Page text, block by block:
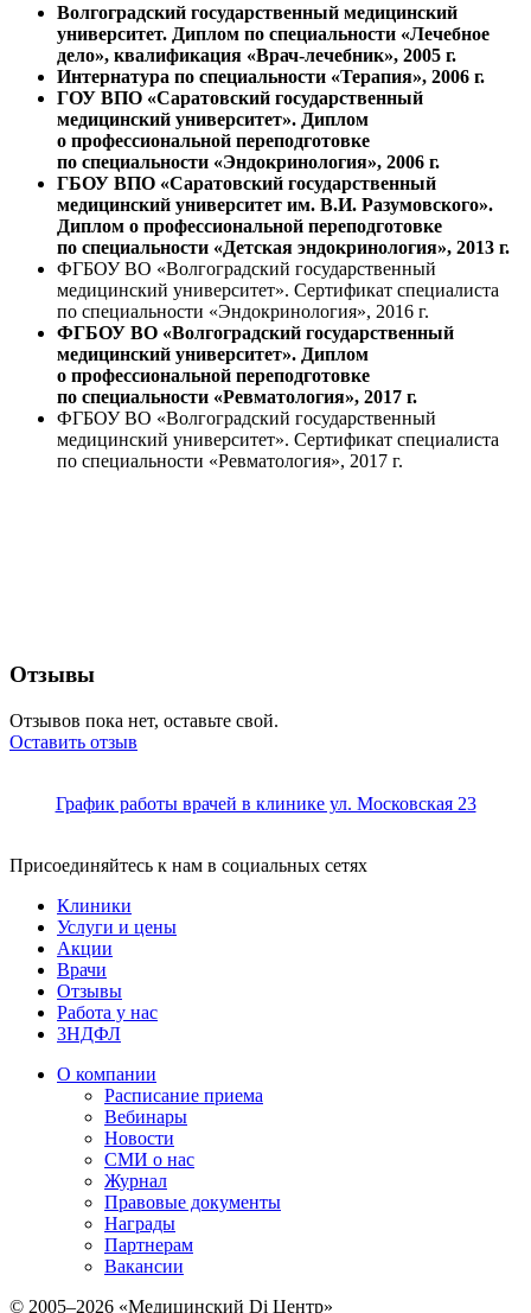
Волгоградский государственный медицинский
университет. Диплом по специальности «Лечебное
дело», квалификация «Врач-лечебник», 2005 г.
Интернатура по специальности «Терапия», 2006 г.
ГОУ ВПО «Саратовский государственный
медицинский университет». Диплом
о профессиональной переподготовке
по специальности «Эндокринология», 2006 г.
ГБОУ ВПО «Саратовский государственный
медицинский университет им. В.И. Разумовского».
Диплом о профессиональной переподготовке
по специальности «Детская эндокринология», 2013 г.
ФГБОУ ВО «Волгоградский государственный
медицинский университет». Сертификат специалиста
по специальности «Эндокринология», 2016 г.
ФГБОУ ВО «Волгоградский государственный
медицинский университет». Диплом
о профессиональной переподготовке
по специальности «Ревматология», 2017 г.
ФГБОУ ВО «Волгоградский государственный
медицинский университет». Сертификат специалиста
по специальности «Ревматология», 2017 г.
Отзывы
Отзывов пока нет, оставьте свой.
Оставить отзыв
График работы врачей в клинике ул. Московская 23
Присоединяйтесь к нам в социальных сетях
Клиники
Услуги и цены
Акции
Врачи
Отзывы
Работа у нас
3НДФЛ
О компании
Расписание приема
Вебинары
Новости
СМИ о нас
Журнал
Правовые документы
Награды
Партнерам
Вакансии
© 2005–2026 «Медицинский Di Центр»